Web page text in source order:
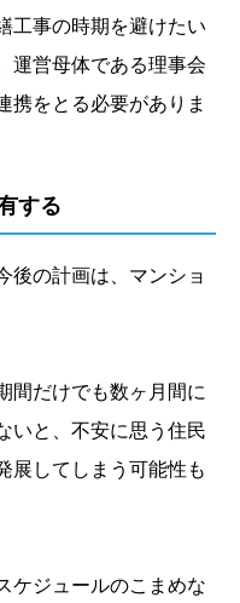
工事の時期を避けたい
運営母体である理事会
携をとる必要がありま
する
後の計画は、マンショ
間だけでも数ヶ月間に
いと、不安に思う住民
展してしまう可能性も
ケジュールのこまめな